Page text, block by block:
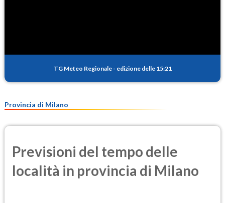
TG Meteo Regionale - edizione delle 15:21
Provincia di Milano
Previsioni del tempo delle
località in provincia di Milano